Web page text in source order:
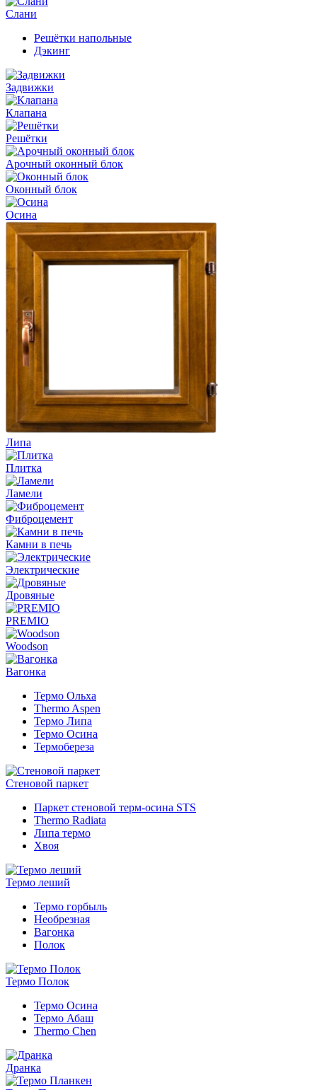
Слани
Решётки напольные
Дэкинг
Задвижки
Клапана
Решётки
Арочный оконный блок
Оконный блок
Осина
Липа
Плитка
Ламели
Фиброцемент
Камни в печь
Электрические
Дровяные
PREMIO
Woodson
Вагонка
Термо Ольха
Thermo Aspen
Термо Липа
Термо Осина
Термобереза
Стеновой паркет
Паркет стеновой терм-осина STS
Thermo Radiata
Липа термо
Хвоя
Термо леший
Термо горбыль
Необрезная
Вагонка
Полок
Термо Полок
Термо Осина
Термо Абаш
Thermo Chen
Дранка